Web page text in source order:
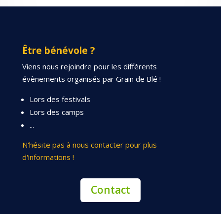
Être bénévole ?
Viens nous rejoindre pour les différents
évènements organisés par Grain de Blé !
Lors des festivals
Lors des camps
...
N'hésite pas à nous contacter pour plus
d'informations !
Contact